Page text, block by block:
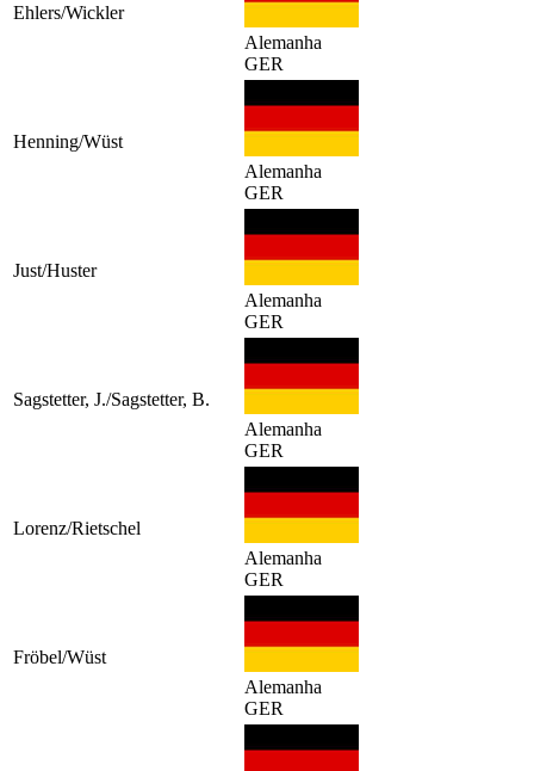
Ehlers/Wickler
Alemanha
GER
Henning/Wüst
Alemanha
GER
Just/Huster
Alemanha
GER
Sagstetter, J./Sagstetter, B.
Alemanha
GER
Lorenz/Rietschel
Alemanha
GER
Fröbel/Wüst
Alemanha
GER